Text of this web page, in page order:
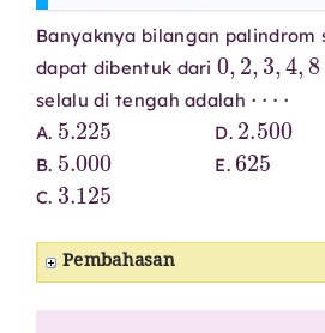
Banyaknya bilangan palindrom
dapat dibentuk dari
0,2,3,4,8
selalu di tengah adalah
⋯⋅
A.
5.225
D.
2.500
B.
5.000
E.
625
C.
3.125
Pembahasan